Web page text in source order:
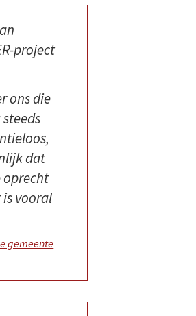
project
ons die
dat
oprecht
vooral
gemeente